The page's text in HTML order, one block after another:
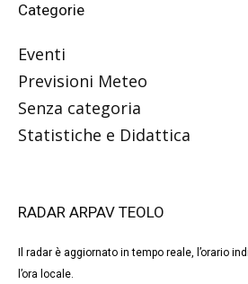
Categorie
Eventi
Previsioni Meteo
Senza categoria
Statistiche e Didattica
RADAR ARPAV TEOLO
Il radar è aggiornato in tempo reale, l’orario
l’ora locale.